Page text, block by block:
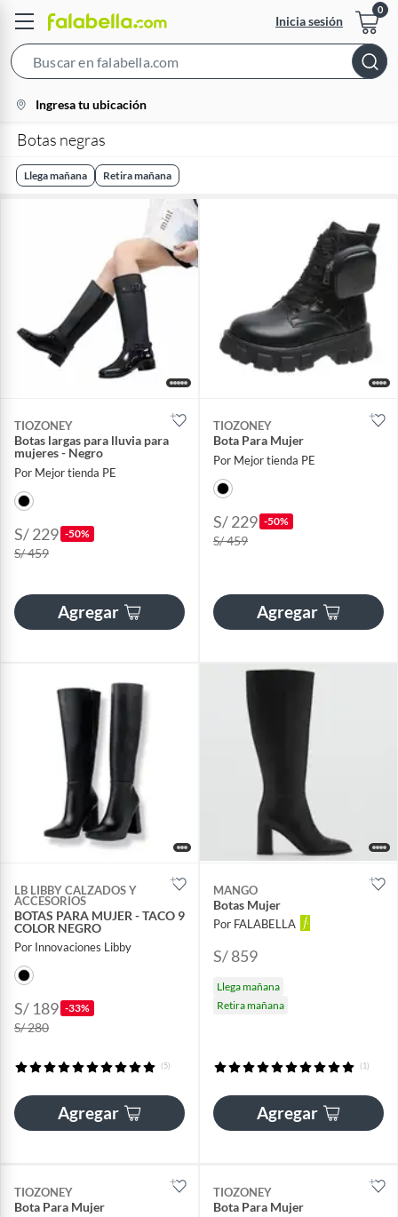
Inicia sesión
Bar
location-
icon
Ingresa tu ubicación
Botas negras
Llega mañana Retira mañana
TIOZONEY
Botas largas para lluvia para
mujeres - Negro
Por Mejor tienda PE
S/ 229 -50%
S/ 459
Agregar
TIOZONEY
Bota Para Mujer
Por Mejor tienda PE
S/ 229 -50%
S/ 459
Agregar
LB LIBBY CALZADOS Y
ACCESORIOS
BOTAS PARA MUJER - TACO 9
COLOR NEGRO
Por Innovaciones Libby
S/ 189 -33%
S/ 280
(5)
Agregar
MANGO
Botas Mujer
Por FALABELLA
S/ 859
Llega mañana
Retira mañana
(1)
Agregar
TIOZONEY
Bota Para Mujer
TIOZONEY
Bota Para Mujer